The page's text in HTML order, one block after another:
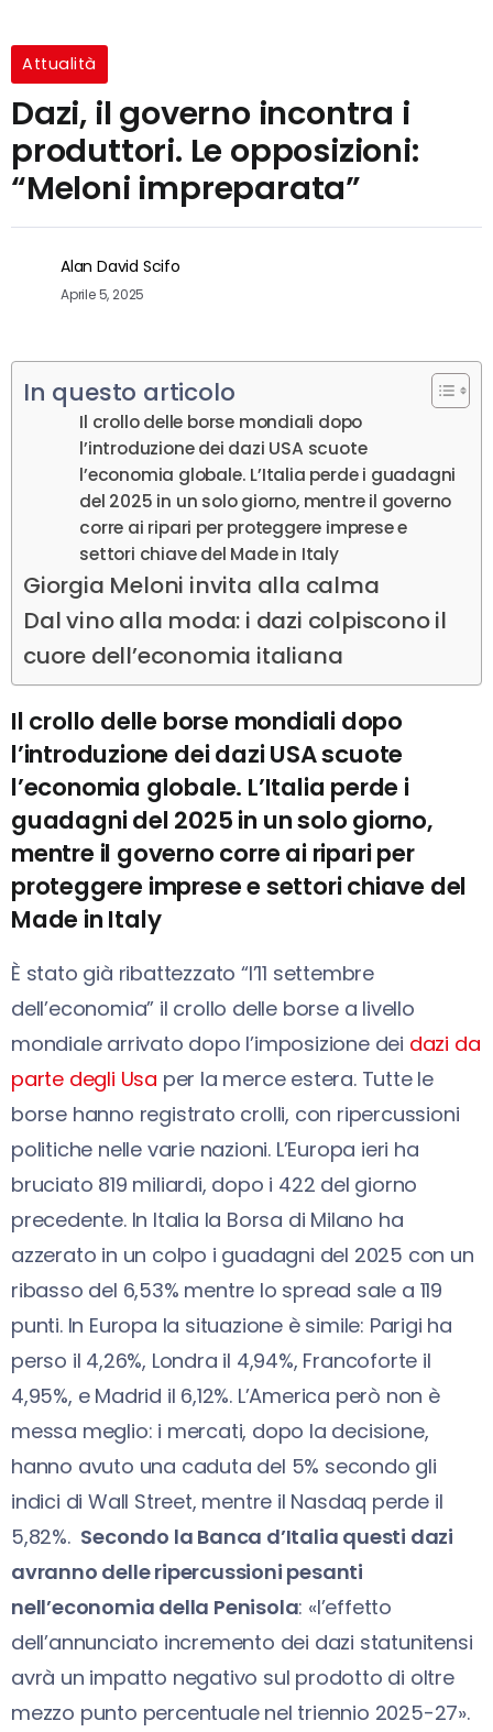
Attualità
Dazi, il governo incontra i
produttori. Le opposizioni:
“Meloni impreparata”
Alan David Scifo
Aprile 5, 2025
In questo articolo
Il crollo delle borse mondiali dopo
l’introduzione dei dazi USA scuote
l’economia globale. L’Italia perde i guadagni
del 2025 in un solo giorno, mentre il governo
corre ai ripari per proteggere imprese e
settori chiave del Made in Italy
Giorgia Meloni invita alla calma
Dal vino alla moda: i dazi colpiscono il
cuore dell’economia italiana
Il crollo delle borse mondiali dopo
l’introduzione dei dazi USA scuote
l’economia globale. L’Italia perde i
guadagni del 2025 in un solo giorno,
mentre il governo corre ai ripari per
proteggere imprese e settori chiave del
Made in Italy
È stato già ribattezzato “l’11 settembre
dell’economia” il crollo delle borse a livello
mondiale arrivato dopo l’imposizione dei dazi da
parte degli Usa per la merce estera. Tutte le
borse hanno registrato crolli, con ripercussioni
politiche nelle varie nazioni. L’Europa ieri ha
bruciato 819 miliardi, dopo i 422 del giorno
precedente. In Italia la Borsa di Milano ha
azzerato in un colpo i guadagni del 2025 con un
ribasso del 6,53% mentre lo spread sale a 119
punti. In Europa la situazione è simile: Parigi ha
perso il 4,26%, Londra il 4,94%, Francoforte il
4,95%, e Madrid il 6,12%. L’America però non è
messa meglio: i mercati, dopo la decisione,
hanno avuto una caduta del 5% secondo gli
indici di Wall Street, mentre il Nasdaq perde il
5,82%. Secondo la Banca d’Italia questi dazi
avranno delle ripercussioni pesanti
nell’economia della Penisola: «l’effetto
dell’annunciato incremento dei dazi statunitensi
avrà un impatto negativo sul prodotto di oltre
mezzo punto percentuale nel triennio 2025-27».